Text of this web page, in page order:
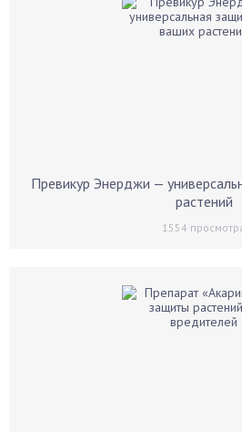
Превикур Энерджи —
растений
1554